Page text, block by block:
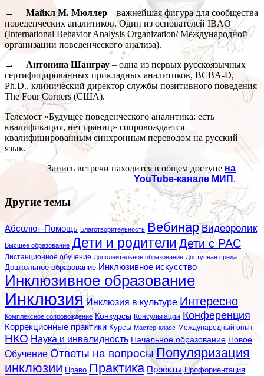
→ Майкл М. Мюллер – важнейшая фигура для сообщества
поведенческих аналитиков. Один из основателей IBAO
(International Behavior Analysis Organization/ Международной
организации поведенческого анализа).
→ Антонина Шанграу – одна из первых русскоязычных
сертифицированных прикладных аналитиков, BCBA-D,
Ph.D., клинический директор службы позитивного поведения
The Four Corners (США).
Телемост «Будущее поведенческого аналитика: есть
квалификация, нет границ» сопровождается
квалифицированным синхронным переводом на русский
язык.
Запись встречи находится в общем доступе на
YouTube-канале МИП .
Другие темы
Абсолют-Помощь Благотворительность Вебинар Видеоролик
Высшее образование Дети и родители Дети с РАС
Дистанционное обучение Дополнительное образование Доступная среда
Дошкольное образование Инклюзивное искусство
Инклюзивное образование
Инклюзия Инклюзия в культуре Интересно
Комплексное сопровождение Конкурсы Консультации Конференция
Коррекционные практики Курсы Мастер-класс Международный опыт
НКО Наука и инвалидность Начальное образование Новое
Обучение Ответы на вопросы Популяризация
инклюзии Право Практика Проекты Профориентация